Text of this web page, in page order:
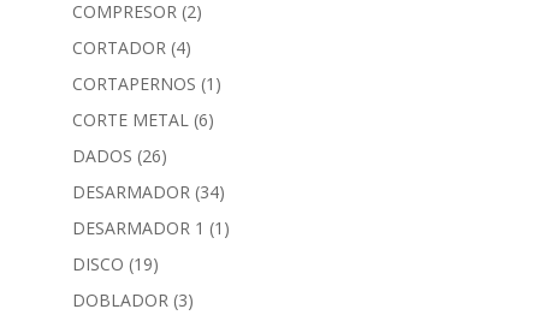
COMPRESOR (2)
CORTADOR (4)
CORTAPERNOS (1)
CORTE METAL (6)
DADOS (26)
DESARMADOR (34)
DESARMADOR 1 (1)
DISCO (19)
DOBLADOR (3)